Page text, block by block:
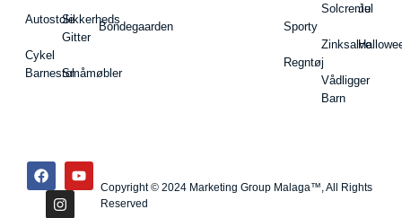
Autostole
Cykel
Barnestol
Sikkerheds
Gitter
Småmøbler
Bondegaarden Sporty
Regntøj
Solcreme
Zinksalve
Vådligger
Barn
Jul
Copyright © 2024 Marketing Group Malaga™, All Rights
Reserved